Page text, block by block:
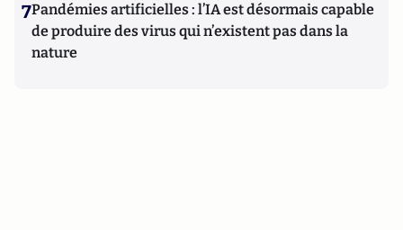
7Pandémies artificielles : l’IA est désormais capable
de produire des virus qui n’existent pas dans la
nature